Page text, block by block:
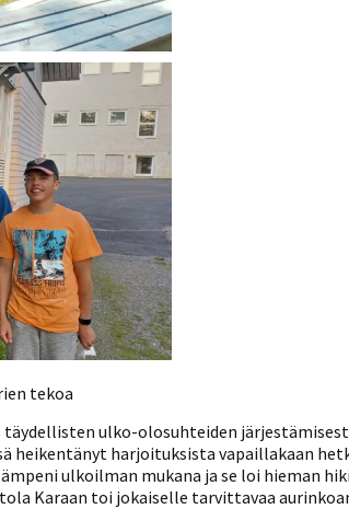
tekoa
ulko-olosuhteiden
heikentänyt harjoituksista vapaillakaan
ulkoilman mukana ja se loi hieman
Karaan toi jokaiselle tarvittavaa